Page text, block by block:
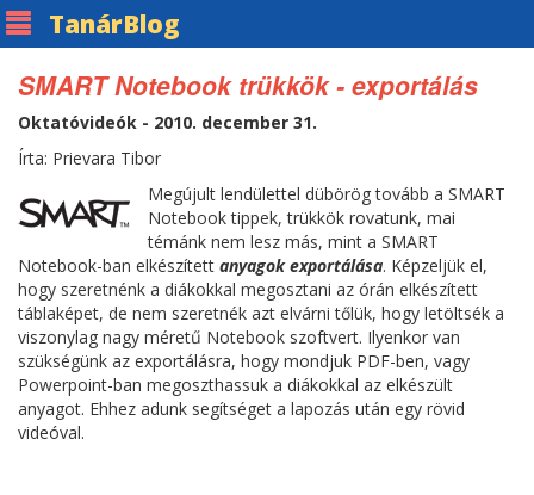
TanárBlog
SMART Notebook trükkök - exportálás
Oktatóvideók - 2010. december 31.
Írta: Prievara Tibor
Megújult lendülettel dübörög tovább a SMART
Notebook tippek, trükkök rovatunk, mai
témánk nem lesz más, mint a SMART
Notebook-ban elkészített anyagok exportálása. Képzeljük el,
hogy szeretnénk a diákokkal megosztani az órán elkészített
táblaképet, de nem szeretnék azt elvárni tőlük, hogy letöltsék a
viszonylag nagy méretű Notebook szoftvert. Ilyenkor van
szükségünk az exportálásra, hogy mondjuk PDF-ben, vagy
Powerpoint-ban megoszthassuk a diákokkal az elkészült
anyagot. Ehhez adunk segítséget a lapozás után egy rövid
videóval.